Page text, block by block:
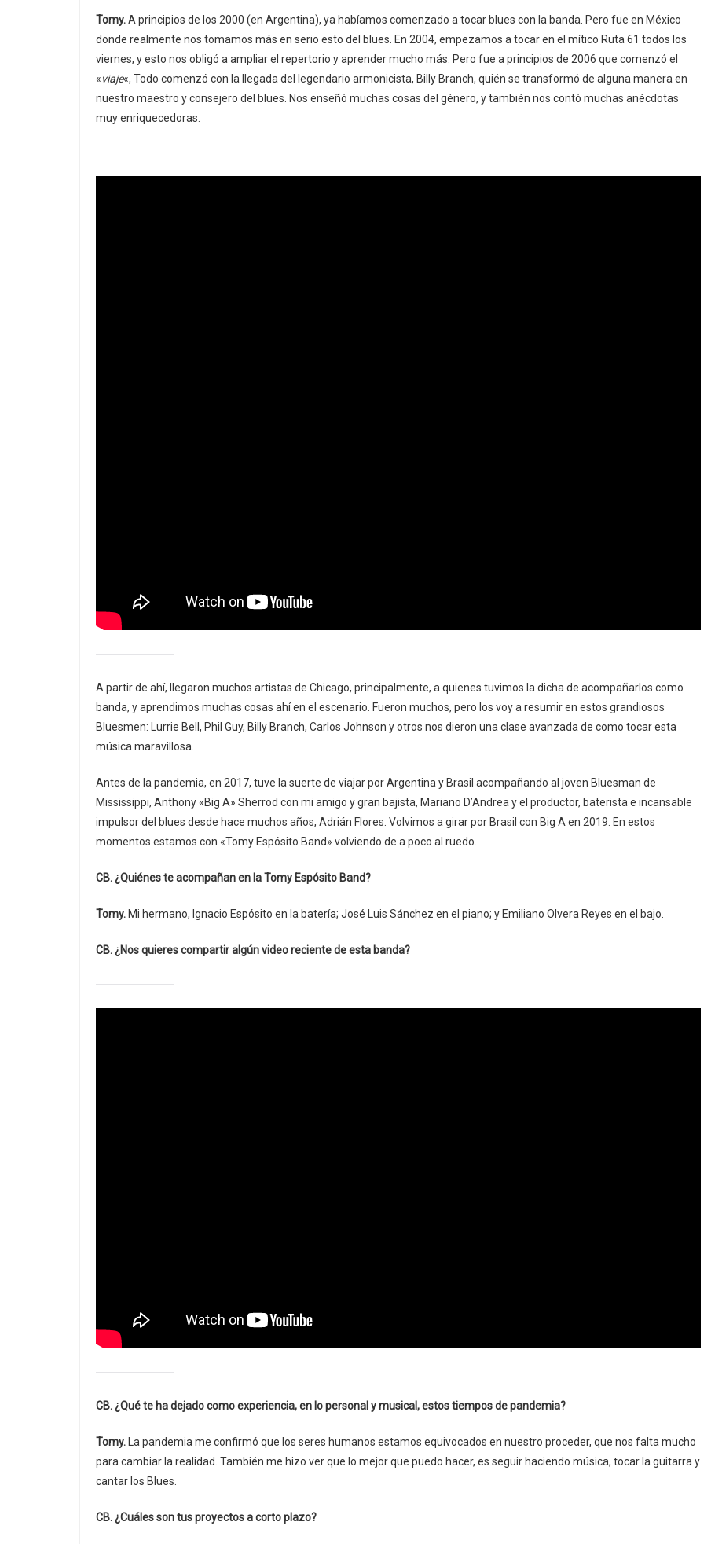
Tomy.A principios de los 2000 (en Argentina), ya habíamos comenzado a tocar blues con la banda. Pero fue en México
donde realmente nos tomamos más en serio esto del blues. En 2004, empezamos a tocar en el mítico Ruta 61 todos los
viernes, y esto nos obligó a ampliar el repertorio y aprender mucho más. Pero fue a principios de 2006 que comenzó el
«viaje«, Todo comenzó con la llegada del legendario armonicista, Billy Branch, quién se transformó de alguna manera en
nuestro maestro y consejero del blues. Nos enseñó muchas cosas del género, y también nos contó muchas anécdotas
muy enriquecedoras.
A partir de ahí, llegaron muchos artistas de Chicago, principalmente, a quienes tuvimos la dicha de acompañarlos como
banda, y aprendimos muchas cosas ahí en el escenario. Fueron muchos, pero los voy a resumir en estos grandiosos
Bluesmen: Lurrie Bell, Phil Guy, Billy Branch, Carlos Johnson y otros nos dieron una clase avanzada de como tocar esta
música maravillosa.
Antes de la pandemia, en 2017, tuve la suerte de viajar por Argentina y Brasil acompañando al joven Bluesman de
Mississippi, Anthony «Big A» Sherrod con mi amigo y gran bajista, Mariano D’Andrea y el productor, baterista e incansable
impulsor del blues desde hace muchos años, Adrián Flores. Volvimos a girar por Brasil con Big A en 2019. En estos
momentos estamos con «Tomy Espósito Band» volviendo de a poco al ruedo.
CB. ¿Quiénes te acompañan en la Tomy Espósito Band?
Tomy.Mi hermano, Ignacio Espósito en la batería; José Luis Sánchez en el piano; y Emiliano Olvera Reyes en el bajo.
CB. ¿Nos quieres compartir algún video reciente de esta banda?
CB. ¿Qué te ha dejado como experiencia, en lo personal y musical, estos tiempos de pandemia?
Tomy.
La pandemia me confirmó que los seres humanos estamos equivocados en nuestro proceder, que nos falta mucho
para cambiar la realidad. También me hizo ver que lo mejor que puedo hacer, es seguir haciendo música, tocar la guitarra y
cantar los Blues.
CB. ¿Cuáles son tus proyectos a corto plazo?